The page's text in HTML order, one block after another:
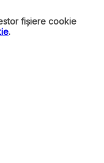
fișiere cookie
.